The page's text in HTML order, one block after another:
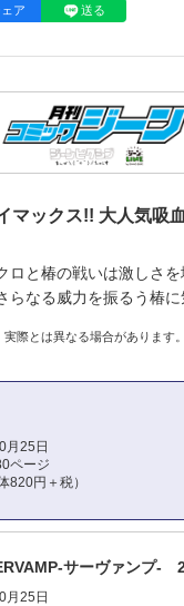
ア 送る
マックス!! 大人気吸
ロと椿の戦いは激しさ
らなる威力を振るう椿に
際とは異なる場合があります。
月25日
ページ
820円＋税）
サーヴァンプ-
月25日